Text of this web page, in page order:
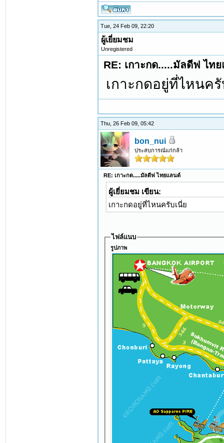
Tue, 24 Feb 09, 22:20
ผู้เยี่ยมชม
Unregistered
RE: เกาะกด.....มัลดีฟ ไท
เกาะกดอยู่ที่ไหนค
Thu, 26 Feb 09, 05:42
bon_nui
ประสบการณ์แก่กล้า
RE: เกาะกด.....มัลดีฟ ไทยแลนด์
ผู้เยี่ยมชม เขียน:
เกาะกดอยู่ที่ไหนครับเนี่ย
ไฟล์แนบ
รูปภาพ